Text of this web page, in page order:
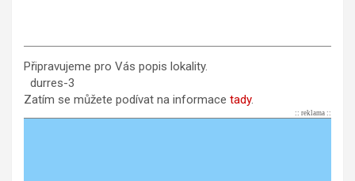
Připravujeme pro Vás popis lokality.
durres-3
Zatím se můžete podívat na informace tady.
:: reklama ::